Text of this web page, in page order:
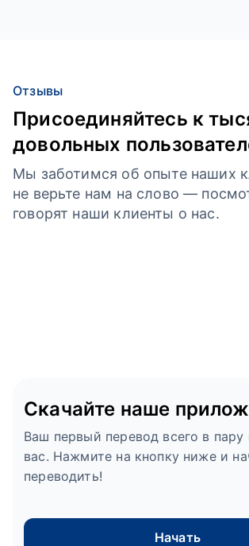
Отзывы
Присоединяйтесь к
довольных
Мы заботимся об опыте наших
не верьте нам на слово —
говорят наши клиенты о нас.
Скачайте наше
Ваш первый перевод всего в пару
вас. Нажмите на кнопку ниже и
переводить!
Начать